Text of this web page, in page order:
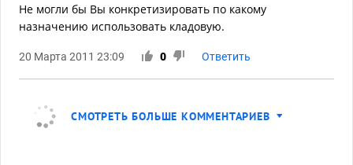
Не могли бы Вы конкретизировать по какому
назначению использовать кладовую.
20 Марта 2011 23:09 0 Ответить
СМОТРЕТЬ БОЛЬШЕ КОММЕНТАРИЕВ